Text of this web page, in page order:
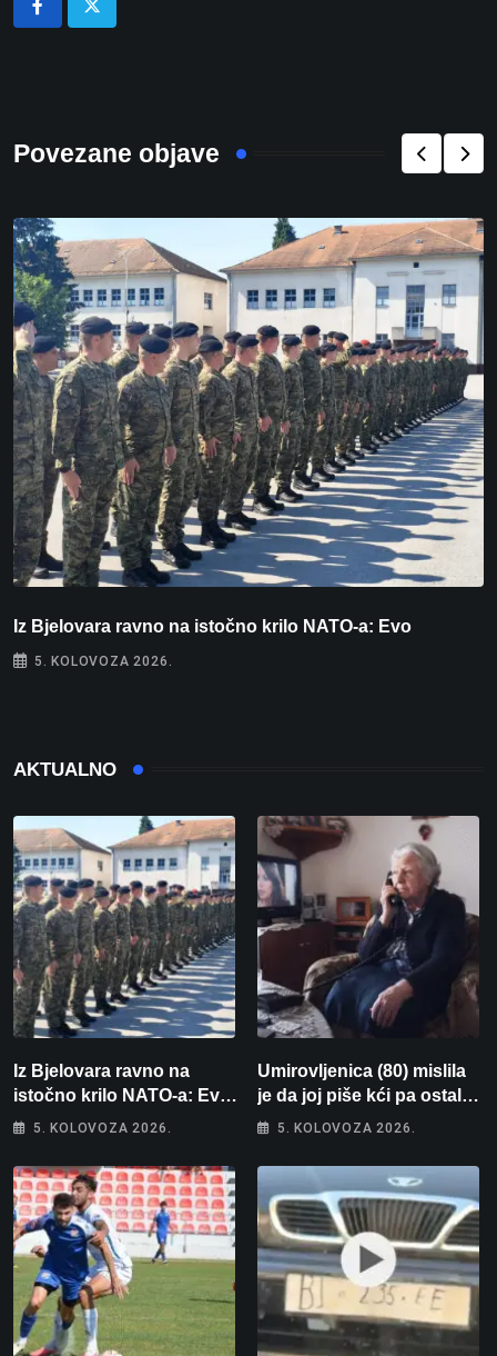
Povezane objave
Iz Bjelovara ravno na istočno krilo NATO-a: Evo
5. KOLOVOZA 2026.
AKTUALNO
Iz Bjelovara ravno na
istočno krilo NATO-a: Evo
kamo odlazi 82 hrvatska
5. KOLOVOZA 2026.
Umirovljenica (80) mislila
je da joj piše kći pa ostala
bez 1000 eura
5. KOLOVOZA 2026.